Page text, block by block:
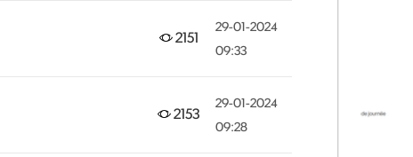
2151
‎29-01-2024
09:33
2153
‎29-01-2024
09:28